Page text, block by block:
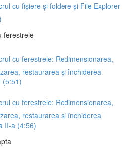
cu fișiere și foldere și File Explorer
ferestrele
cu ferestrele: Redimensionarea,
restaurarea și închiderea
(5:51)
cu ferestrele: Redimensionarea,
restaurarea și închiderea
II-a (4:56)